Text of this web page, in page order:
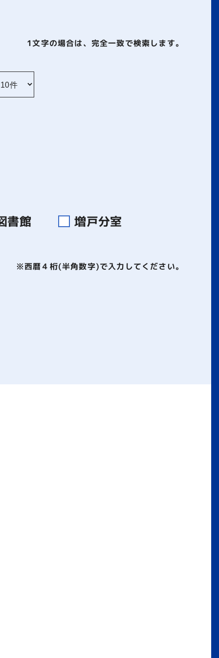
1文字の場合は、完全一致で検索します。
書館 増戸分室
※西暦４桁(半角数字)で入力してください。